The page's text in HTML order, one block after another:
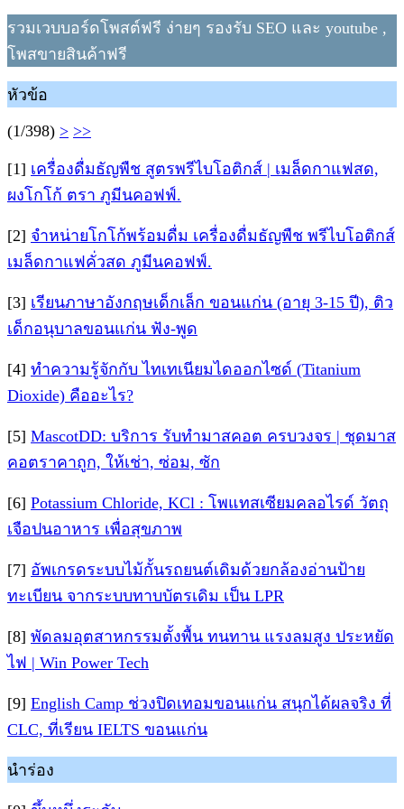
รวมเวบบอร์ดโพสต์ฟรี ง่ายๆ รองรับ SEO และ youtube ,
โพสขายสินค้าฟรี
หัวข้อ
(1/398) > >>
[1] เครื่องดื่มธัญพืช สูตรพรีไบโอติกส์ | เมล็ดกาแฟสด,
ผงโกโก้ ตรา ภูมีนคอฟฟ์.
[2] จำหน่ายโกโก้พร้อมดื่ม เครื่องดื่มธัญพืช พรีไบโอติกส์
เมล็ดกาแฟคั่วสด ภูมีนคอฟฟ์.
[3] เรียนภาษาอังกฤษเด็กเล็ก ขอนแก่น (อายุ 3-15 ปี), ติว
เด็กอนุบาลขอนแก่น ฟัง-พูด
[4] ทำความรู้จักกับ ไทเทเนียมไดออกไซด์ (Titanium
Dioxide) คืออะไร?
[5] MascotDD: บริการ รับทำมาสคอต ครบวงจร | ชุดมาส
คอตราคาถูก, ให้เช่า, ซ่อม, ซัก
[6] Potassium Chloride, KCl : โพแทสเซียมคลอไรด์ วัตถุ
เจือปนอาหาร เพื่อสุขภาพ
[7] อัพเกรดระบบไม้กั้นรถยนต์เดิมด้วยกล้องอ่านป้าย
ทะเบียน จากระบบทาบบัตรเดิม เป็น LPR
[8] พัดลมอุตสาหกรรมตั้งพื้น ทนทาน แรงลมสูง ประหยัด
ไฟ | Win Power Tech
[9] English Camp ช่วงปิดเทอมขอนแก่น สนุกได้ผลจริง ที่
CLC, ที่เรียน IELTS ขอนแก่น
นำร่อง